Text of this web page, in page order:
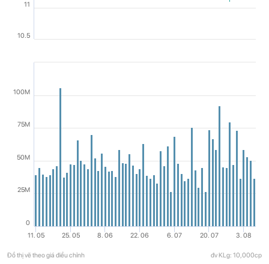
11. 05 25. 05 8. 06 22. 06 6. 07 20. 07 3. 08
10.5
11
0
25M
50M
75M
100M
Đồ thị vẽ theo giá điều chỉnh đv KLg: 10,000cp